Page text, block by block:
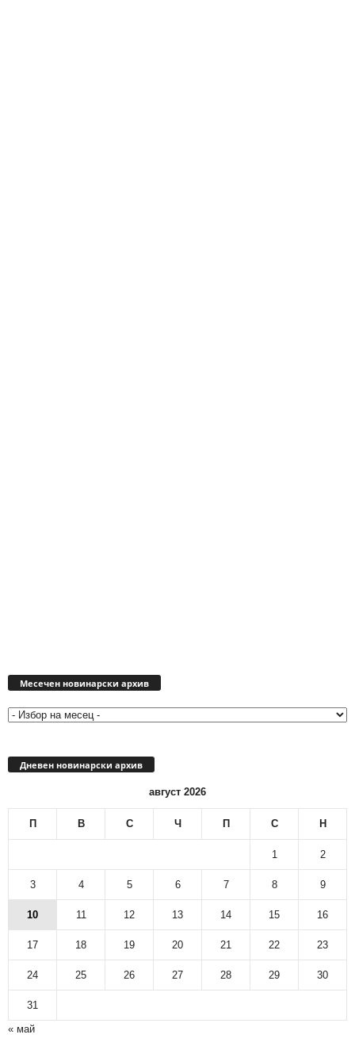
Месечен новинарски архив
Дневен новинарски архив
август 2026
П В С Ч П С Н
1 2
3 4 5 6 7 8 9
10 11 12 13 14 15 16
17 18 19 20 21 22 23
24 25 26 27 28 29 30
31
« май